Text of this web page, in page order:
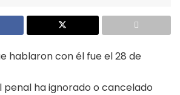
hablaron con él fue el 28 de
penal ha ignorado o cancelado